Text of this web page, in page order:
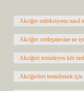
Akciğer enfeksiyonu nasıl
Akciğer sertleşmesine ne
Akciğeri temizleyen kür
Akciğerleri temizlemek